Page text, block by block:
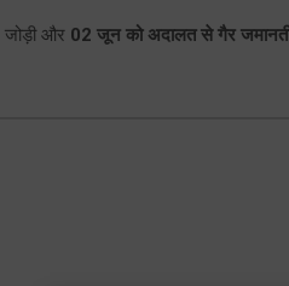
जोड़ी और 02 जून को अदालत से गैर